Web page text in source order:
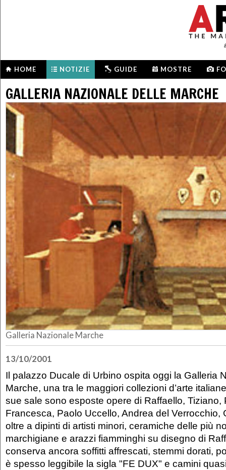
HOME NOTIZIE GUIDE MOSTRE
GALLERIA NAZIONALE DELLE MARCHE
Galleria Nazionale Marche
13/10/2001
Il palazzo Ducale di Urbino ospita oggi la Galleria
Marche, una tra le maggiori collezioni d’arte
sue sale sono esposte opere di Raffaello, Tiziano,
Francesca, Paolo Uccello, Andrea del Verrocchio,
oltre a dipinti di artisti minori, ceramiche delle più
marchigiane e arazzi fiamminghi su disegno di
conserva ancora soffitti affrescati, stemmi dorati,
è spesso leggibile la sigla "FE DUX" e camini